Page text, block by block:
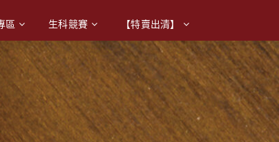
區 生科競賽 【特賣出清】